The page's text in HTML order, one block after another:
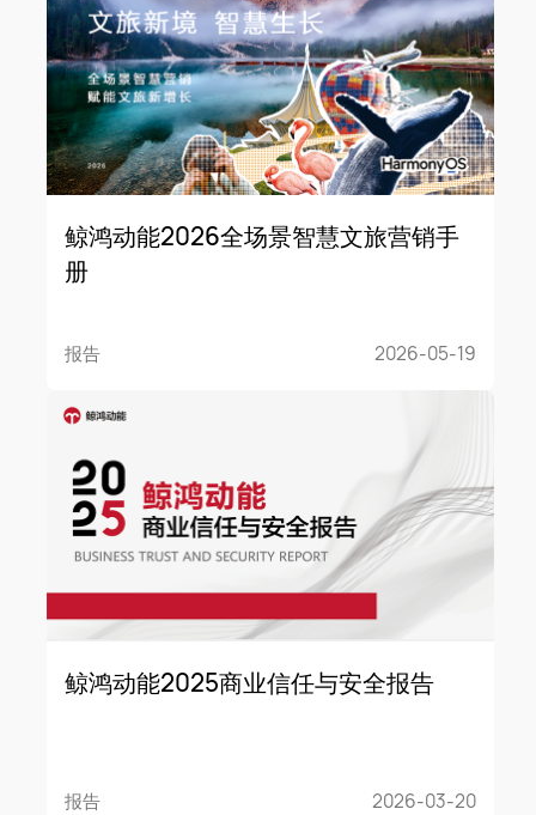
鲸鸿动能2026全场景智慧文旅营销手
册
报告 2026-05-19
鲸鸿动能2025商业信任与安全报告
报告 2026-03-20